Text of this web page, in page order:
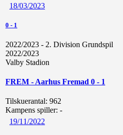
18/03/2023
0 - 1
2022/2023 - 2. Division Grundspil
2022/2023
Valby Stadion
FREM - Aarhus Fremad 0 - 1
Tilskuerantal: 962
Kampens spiller: -
19/11/2022